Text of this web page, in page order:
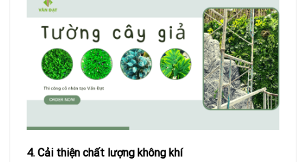
4. Cải thiện chất lượng không khí